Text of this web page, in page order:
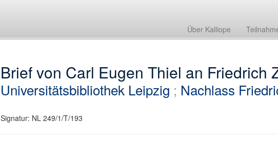
Über Kalliope
Brief von Carl Eugen Thiel an Friedrich
Universitätsbibliothek Leipzig ; Nachlass
Signatur: NL 249/1/T/193